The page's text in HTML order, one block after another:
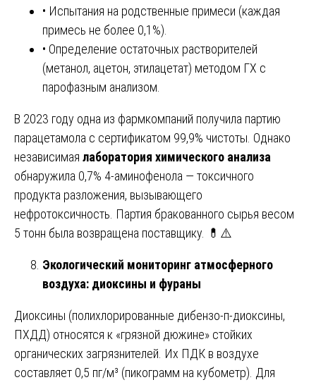
• Испытания на родственные примеси (каждая
примесь не более 0,1%).
• Определение остаточных растворителей
(метанол, ацетон, этилацетат) методом ГХ с
парофазным анализом.
В 2023 году одна из фармкомпаний получила партию
парацетамола с сертификатом 99,9% чистоты. Однако
независимая лаборатория химического анализа
обнаружила 0,7% 4-аминофенола — токсичного
продукта разложения, вызывающего
нефротоксичность. Партия бракованного сырья весом
5 тонн была возвращена поставщику. 💊⚠️
Экологический мониторинг атмосферного
воздуха: диоксины и фураны
Диоксины (полихлорированные дибензо-п-диоксины,
ПХДД) относятся к «грязной дюжине» стойких
органических загрязнителей. Их ПДК в воздухе
составляет 0,5 пг/м³ (пикограмм на кубометр). Для